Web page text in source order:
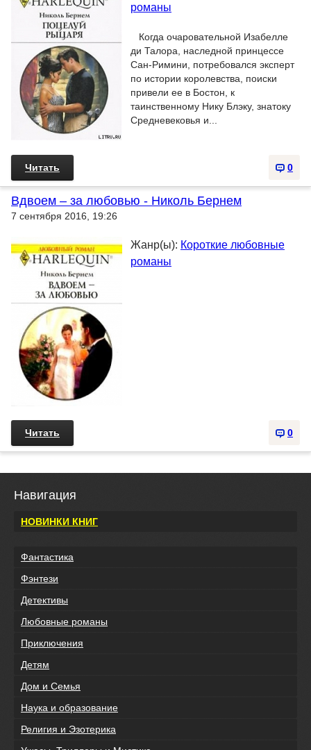
романы
Когда очаровательной Изабелле
ди Талора, наследной принцессе
Сан-Римини, потребовался эксперт
по истории королевства, поиски
привели ее в Бостон, к
таинственному Нику Блэку, знатоку
Средневековья и...
0
Читать
Вдвоем – за любовью - Николь Бернем
7 сентября 2016, 19:26
Жанр(ы): Короткие любовные
романы
0
Читать
Навигация
НОВИНКИ КНИГ
Фантастика
Фэнтези
Детективы
Любовные романы
Приключения
Детям
Дом и Семья
Наука и образование
Религия и Эзотерика